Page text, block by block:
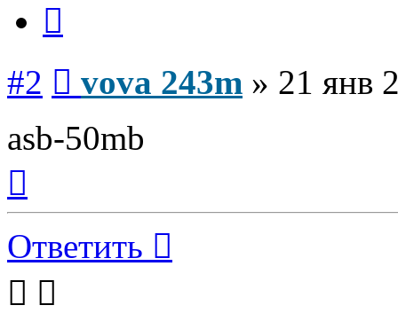
#2 vova 243m » 21 янв
аsb-50mb
началу
Ответить